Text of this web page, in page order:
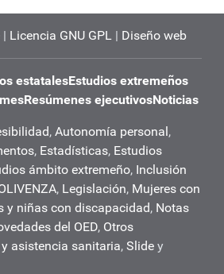
| Licencia GNU GPL | Diseño web
estatalesEstudios extremeños
Resúmenes ejecutivosNoticias
, Autonomía personal,
, Estadísticas, Estudios
ámbito extremeño, Inclusión
, Legislación, Mujeres con
y niñas con discapacidad, Notas
del OED, Otros
asistencia sanitaria, Slide y